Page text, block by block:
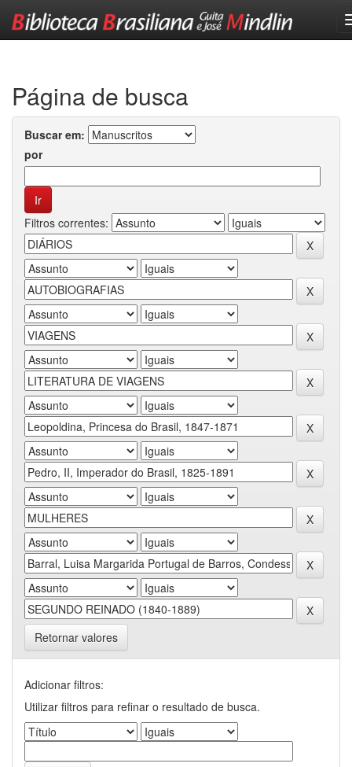
Página de busca
Buscar em:
por
Filtros correntes:
Retornar valores
Adicionar filtros:
Utilizar filtros para refinar o resultado de busca.